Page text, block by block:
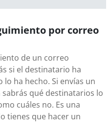
por correo
de un correo
si el destinatario ha
ha hecho. Si envías un
qué destinatarios lo
cuáles no. Es una
tienes que hacer un